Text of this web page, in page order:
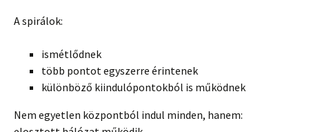
A spirálok:
ismétlődnek
több pontot egyszerre érintenek
különböző kiindulópontokból is működnek
Nem egyetlen központból indul minden, hanem: